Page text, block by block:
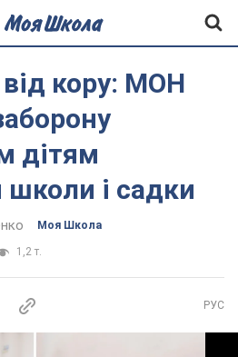
кору: МОН
дітям
школи і садки
Моя Школа
1,2 т.
РУС